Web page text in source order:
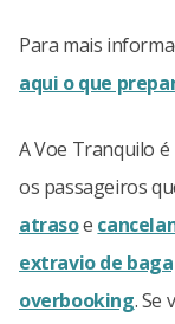
Para mais
aqui o que
A Voe Tranquilo
os passageiros
atrasoe
extravio de
overbooking. Se